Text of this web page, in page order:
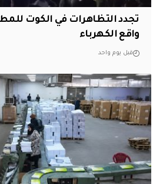
تجدد التظاهرات في الكوت
واقع الكهرباء
قبل يوم واحد